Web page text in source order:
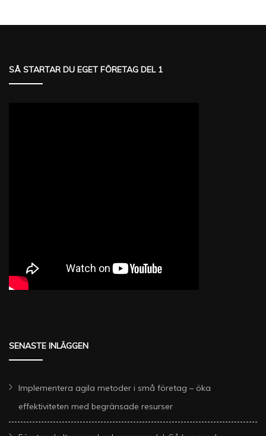
SÅ STARTAR DU EGET FÖRETAG DEL 1
SENASTE INLÄGGEN
Implementera agila metoder i små företag – öka
effektiviteten med begränsade resurser